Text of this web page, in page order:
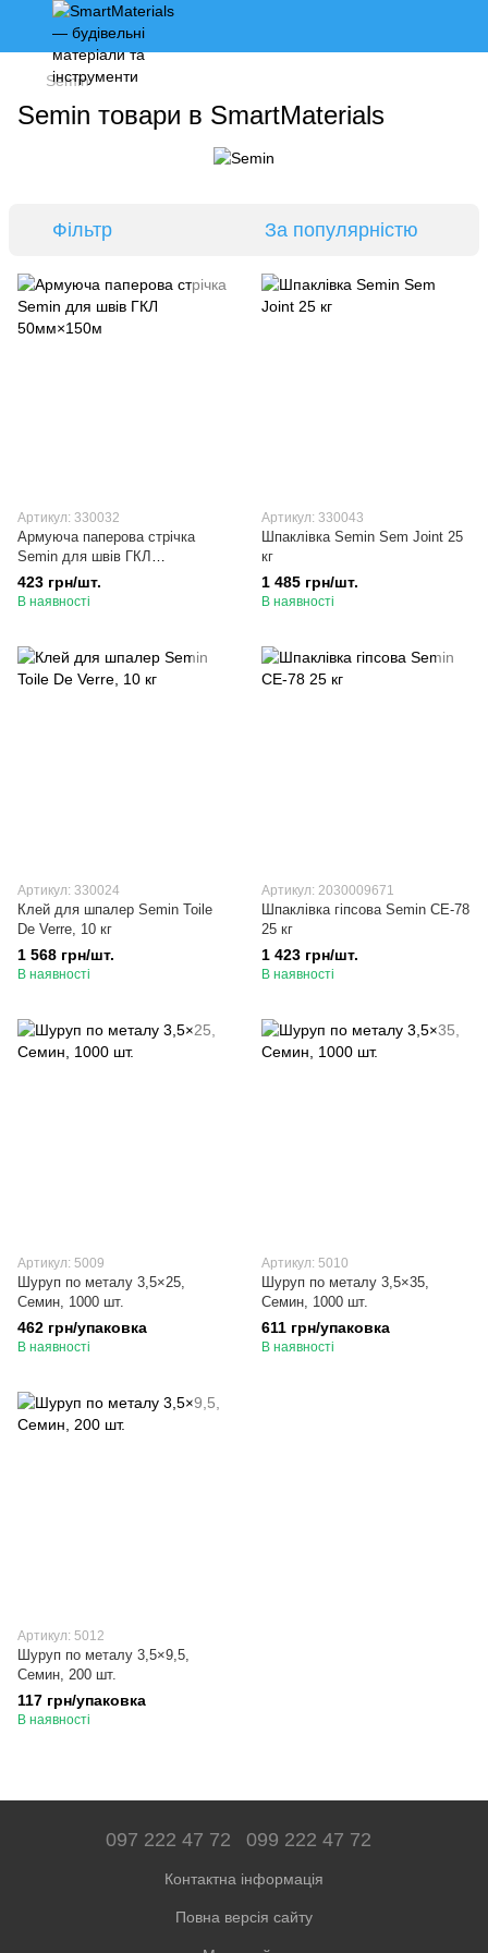
Semin
Semin товари в SmartMaterials
Фільтр За популярністю
Артикул: 330032
Армуюча паперова стрічка
Semin для швів ГКЛ
50мм×150м
423 грн/шт.
В наявності
Артикул: 330043
Шпаклівка Semin Sem Joint 25
кг
1 485 грн/шт.
В наявності
Артикул: 330024
Клей для шпалер Semin Toile
De Verre, 10 кг
1 568 грн/шт.
В наявності
Артикул: 2030009671
Шпаклівка гіпсова Semin СЕ-78
25 кг
1 423 грн/шт.
В наявності
Артикул: 5009
Шуруп по металу 3,5×25,
Семин, 1000 шт.
462 грн/упаковка
В наявності
Артикул: 5010
Шуруп по металу 3,5×35,
Семин, 1000 шт.
611 грн/упаковка
В наявності
Артикул: 5012
Шуруп по металу 3,5×9,5,
Семин, 200 шт.
117 грн/упаковка
В наявності
097 222 47 72 099 222 47 72
Контактна інформація
Повна версія сайту